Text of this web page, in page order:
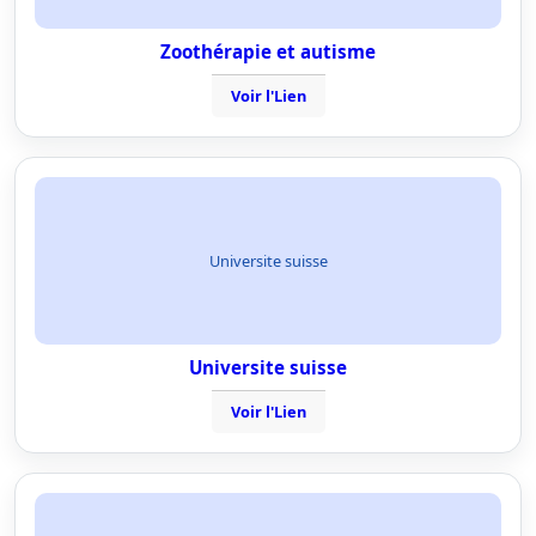
Zoothérapie et autisme
Voir l'Lien
Universite suisse
Universite suisse
Voir l'Lien